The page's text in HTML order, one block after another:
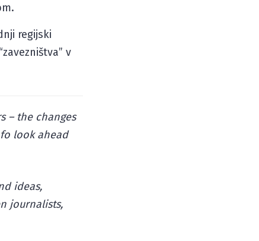
regijski
v
– the changes
look ahead
ideas,
journalists,